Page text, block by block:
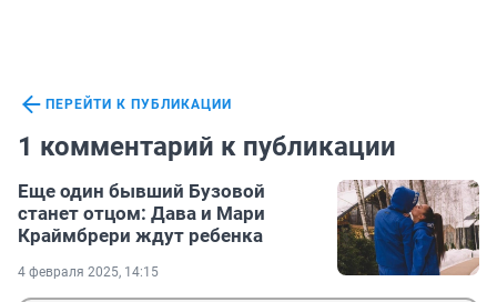
ПЕРЕЙТИ К ПУБЛИКАЦИИ
1 комментарий к публикации
Еще один бывший Бузовой
станет отцом: Дава и Мари
Краймбрери ждут ребенка
4 февраля 2025, 14:15